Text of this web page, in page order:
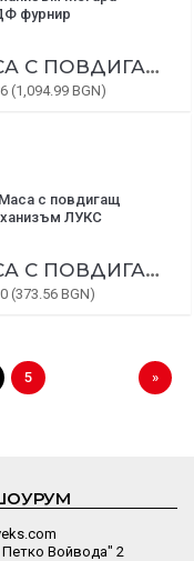
МАСА С ПОВДИГАЩ МЕХАНИЗЪМ МЕГАРА-МДФ ФУРНИР
(1,094.99 BGN)
МАСА С ПОВДИГАЩ МЕХАНИЗЪМ ЛУКС
(373.56 BGN)
5 »
Петко Войвода" 2